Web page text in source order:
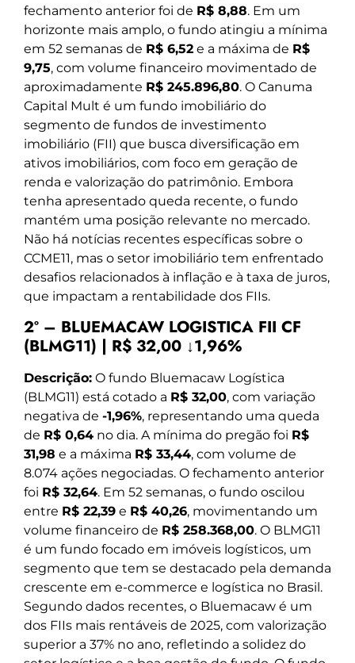
fechamento anterior foi de R$ 8,88. Em um
horizonte mais amplo, o fundo atingiu a mínima
em 52 semanas de R$ 6,52 e a máxima de R$
9,75, com volume financeiro movimentado de
aproximadamente R$ 245.896,80. O Canuma
Capital Mult é um fundo imobiliário do
segmento de fundos de investimento
imobiliário (FII) que busca diversificação em
ativos imobiliários, com foco em geração de
renda e valorização do patrimônio. Embora
tenha apresentado queda recente, o fundo
mantém uma posição relevante no mercado.
Não há notícias recentes específicas sobre o
CCME11, mas o setor imobiliário tem enfrentado
desafios relacionados à inflação e à taxa de juros,
que impactam a rentabilidade dos FIIs.
2º – BLUEMACAW LOGISTICA FII CF
(BLMG11) | R$ 32,00 ↓1,96%
Descrição: O fundo Bluemacaw Logística
(BLMG11) está cotado a R$ 32,00, com variação
negativa de -1,96%, representando uma queda
de R$ 0,64 no dia. A mínima do pregão foi R$
31,98 e a máxima R$ 33,44, com volume de
8.074 ações negociadas. O fechamento anterior
foi R$ 32,64. Em 52 semanas, o fundo oscilou
entre R$ 22,39 e R$ 40,26, movimentando um
volume financeiro de R$ 258.368,00. O BLMG11
é um fundo focado em imóveis logísticos, um
segmento que tem se destacado pela demanda
crescente em e-commerce e logística no Brasil.
Segundo dados recentes, o Bluemacaw é um
dos FIIs mais rentáveis de 2025, com valorização
superior a 37% no ano, refletindo a solidez do